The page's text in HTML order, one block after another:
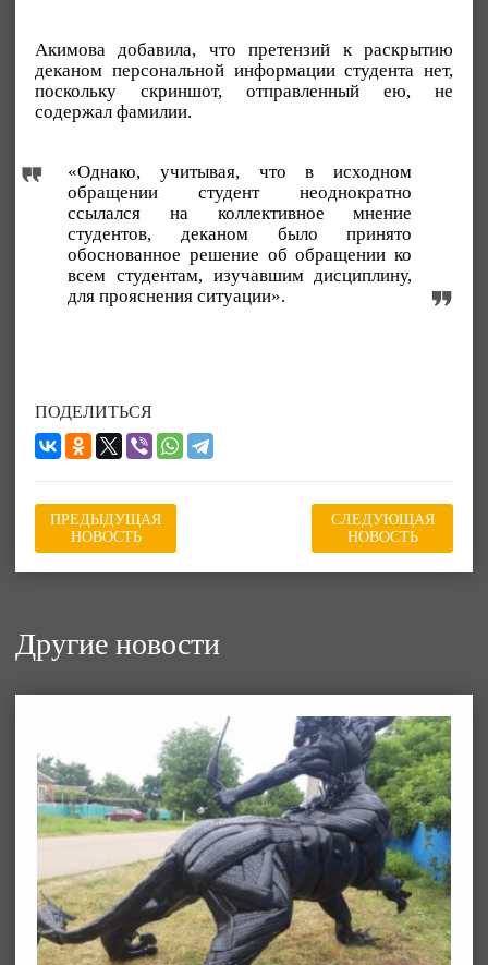
Акимова добавила, что претензий к раскрытию
деканом персональной информации студента нет,
поскольку скриншот, отправленный ею, не
содержал фамилии.
«Однако, учитывая, что в исходном
обращении студент неоднократно
ссылался на коллективное мнение
студентов, деканом было принято
обоснованное решение об обращении ко
всем студентам, изучавшим дисциплину,
для прояснения ситуации».
ПОДЕЛИТЬСЯ
ПРЕДЫДУЩАЯ
НОВОСТЬ
СЛЕДУЮЩАЯ
НОВОСТЬ
Другие новости